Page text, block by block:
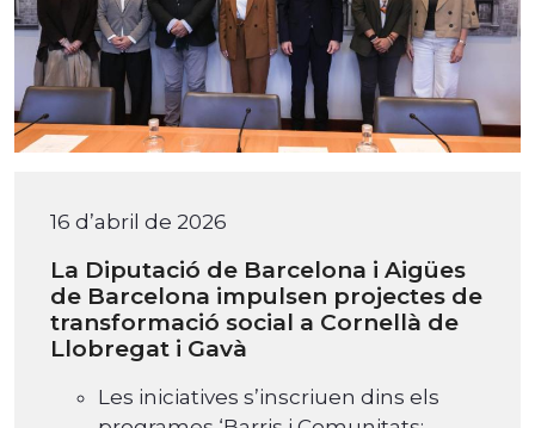
16 d’abril de 2026
La Diputació de Barcelona i Aigües
de Barcelona impulsen projectes de
transformació social a Cornellà de
Llobregat i Gavà
Les iniciatives s’inscriuen dins els